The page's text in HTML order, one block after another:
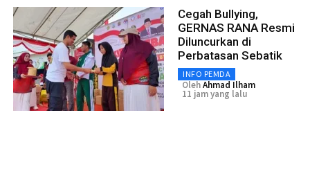
Cegah Bullying,
GERNAS RANA Resmi
Diluncurkan di
Perbatasan Sebatik
INFO PEMDA
OlehAhmad Ilham
11 jam yang lalu